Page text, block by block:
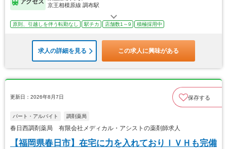
アクセス
京王相模原線 調布駅
原則、引越しを伴う転勤なし 駅チカ 店舗数1～9 積極採用中
求人の詳細を見る この求人に興味がある
更新日：2026年8月7日 保存する
パート・アルバイト 調剤薬局
春日西調剤薬局 有限会社メディカル・アシストの薬剤師求人
【福岡県春日市】在宅に力を入れておりＩＶＨも完備